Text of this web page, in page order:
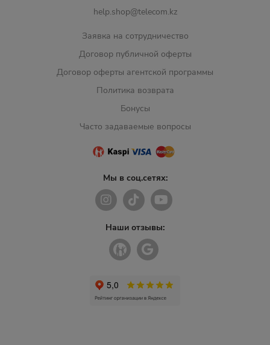
help.shop@telecom.kz
Заявка на сотрудничество
Договор публичной оферты
Договор оферты агентской программы
Политика возврата
Бонусы
Часто задаваемые вопросы
Мы в соц.сетях:
Наши отзывы: